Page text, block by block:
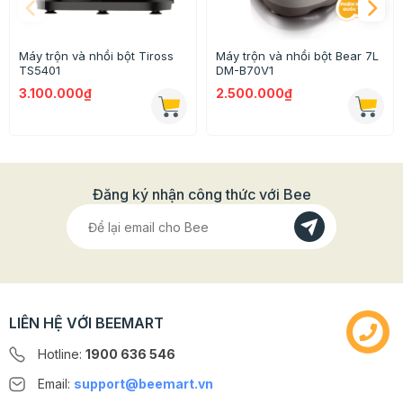
- Thiết kế nhỏ nhắn, tiện dụng dễ dàng sử dụng
- Nguồn điện: 200v/50Hz
- Công suất: 25w
Máy trộn và nhồi bột Tiross
TS5401
3.100.000₫
Máy trộn và nhồi bột Bear 7L
DM-B70V1
2.500.000₫
Đăng ký nhận công thức với Bee
LIÊN HỆ VỚI BEEMART
Hotline: 1900 636 546
Email: support@beemart.vn